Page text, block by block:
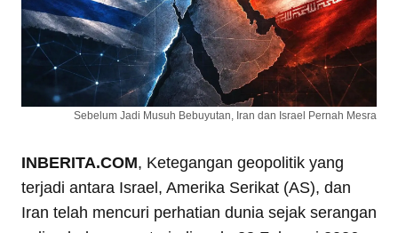
Sebelum Jadi Musuh Bebuyutan, Iran dan Israel Pernah Mesra
INBERITA.COM, Ketegangan geopolitik yang
terjadi antara Israel, Amerika Serikat (AS), dan
Iran telah mencuri perhatian dunia sejak serangan